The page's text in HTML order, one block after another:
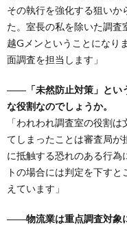
その執行を強化する狙いか
た。室長の私を除いた調
越Gメンということになり
面調査を担当します」
――「未然防止対策」とい
な役割なのでしょうか。
「われわれ調査室の役割
てしまったことは審査局
に抵触する恐れのある行為
トの場合には判定を下す
えています」
――物流業は重点調査対象